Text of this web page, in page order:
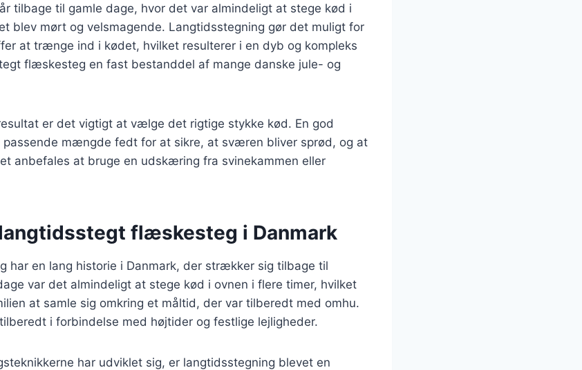
tilbage til gamle dage, hvor det var almindeligt at stege kød i
blev mørt og velsmagende. Langtidsstegning gør det muligt for
at trænge ind i kødet, hvilket resulterer i en dyb og kompleks
flæskesteg en fast bestanddel af mange danske jule- og
er det vigtigt at vælge det rigtige stykke kød. En god
mængde fedt for at sikre, at sværen bliver sprød, og at
anbefales at bruge en udskæring fra svinekammen eller
flæskesteg i Danmark
har en lang historie i Danmark, der strækker sig tilbage til
var det almindeligt at stege kød i ovnen i flere timer, hvilket
at samle sig omkring et måltid, der var tilberedt med omhu.
i forbindelse med højtider og festlige lejligheder.
har udviklet sig, er langtidsstegning blevet en